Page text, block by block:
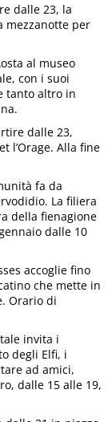
dalle 23, la
mezzanotte per
al museo
con i suoi
tanto altro in
dalle 23,
l’Orage. Alla fine
fa da
La filiera
della fienagione
dalle 10
accoglie fino
che mette in
Orario di
invita i
degli Elfi, i
ad amici,
dalle 15 alle 19,